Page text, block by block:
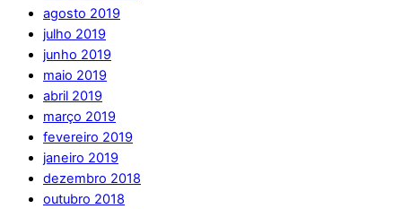
agosto 2019
julho 2019
junho 2019
maio 2019
abril 2019
março 2019
fevereiro 2019
janeiro 2019
dezembro 2018
outubro 2018